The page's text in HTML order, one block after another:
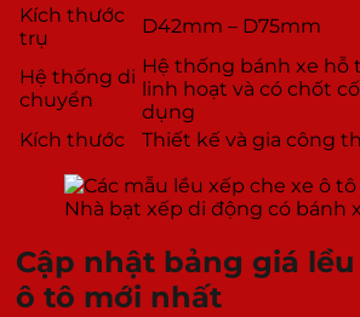
Kích thước
trụ
D42mm – D75mm
Hệ thống di
chuyển
Hệ thống bánh xe hỗ
linh hoạt và có chốt
dụng
Kích thước
Thiết kế và gia công
Nhà bạt xếp di động có bánh
Cập nhật bảng giá
ô tô mới nhất